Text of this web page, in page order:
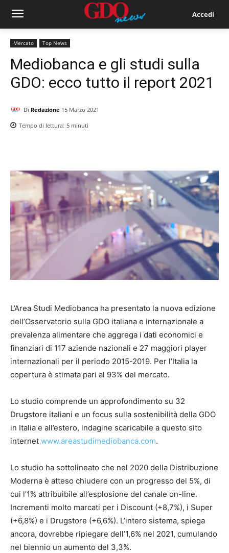
Accedi
Mercato Top News
Mediobanca e gli studi sulla
GDO: ecco tutto il report 2021
Di Redazione 15 Marzo 2021
Tempo di lettura: 5 minuti
L’Area Studi Mediobanca ha presentato la nuova edizione
dell’Osservatorio sulla GDO italiana e internazionale a
prevalenza alimentare che aggrega i dati economici e
finanziari di 117 aziende nazionali e 27 maggiori player
internazionali per il periodo 2015-2019. Per l’Italia la
copertura è stimata pari al 93% del mercato.
Lo studio comprende un approfondimento su 32
Drugstore italiani e un focus sulla sostenibilità della GDO
in Italia e all’estero, indagine scaricabile a questo sito
internet www.areastudimediobanca.com.
Lo studio ha sottolineato che nel 2020 della Distribuzione
Moderna è atteso chiudere con un progresso del 5%, di
cui l’1% attribuibile all’esplosione del canale on-line.
Incrementi molto marcati per i Discount (+8,7%), i Super
(+6,8%) e i Drugstore (+6,6%). L’intero sistema, spiega
ancora, dovrebbe ripiegare dell’1,6% nel 2021, cumulando
nel biennio un aumento del 3,3%.